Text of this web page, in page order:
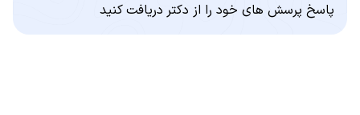
پاسخ پرسش های خود را از دکتر دریافت کنید